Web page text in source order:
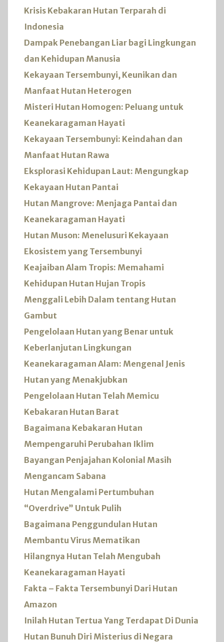
Krisis Kebakaran Hutan Terparah di
Indonesia
Dampak Penebangan Liar bagi Lingkungan
dan Kehidupan Manusia
Kekayaan Tersembunyi, Keunikan dan
Manfaat Hutan Heterogen
Misteri Hutan Homogen: Peluang untuk
Keanekaragaman Hayati
Kekayaan Tersembunyi: Keindahan dan
Manfaat Hutan Rawa
Eksplorasi Kehidupan Laut: Mengungkap
Kekayaan Hutan Pantai
Hutan Mangrove: Menjaga Pantai dan
Keanekaragaman Hayati
Hutan Muson: Menelusuri Kekayaan
Ekosistem yang Tersembunyi
Keajaiban Alam Tropis: Memahami
Kehidupan Hutan Hujan Tropis
Menggali Lebih Dalam tentang Hutan
Gambut
Pengelolaan Hutan yang Benar untuk
Keberlanjutan Lingkungan
Keanekaragaman Alam: Mengenal Jenis
Hutan yang Menakjubkan
Pengelolaan Hutan Telah Memicu
Kebakaran Hutan Barat
Bagaimana Kebakaran Hutan
Mempengaruhi Perubahan Iklim
Bayangan Penjajahan Kolonial Masih
Mengancam Sabana
Hutan Mengalami Pertumbuhan
“Overdrive” Untuk Pulih
Bagaimana Penggundulan Hutan
Membantu Virus Mematikan
Hilangnya Hutan Telah Mengubah
Keanekaragaman Hayati
Fakta – Fakta Tersembunyi Dari Hutan
Amazon
Inilah Hutan Tertua Yang Terdapat Di Dunia
Hutan Bunuh Diri Misterius di Negara